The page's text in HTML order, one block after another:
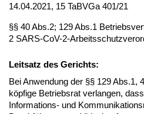
14.04.2021, 15 TaBVGa 401/21
§§ 40 Abs.2; 129 Abs.1
2 SARS-CoV-2-
Leitsatz des Gerichts:
Bei Anwendung der §§ 129 Abs.1,
köpfige Betriebsrat verlangen,
Informations- und